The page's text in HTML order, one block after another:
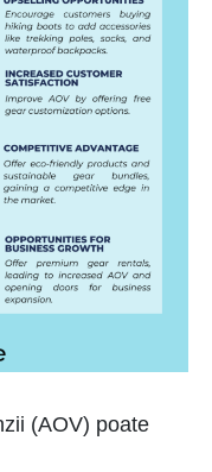
(AOV) poate